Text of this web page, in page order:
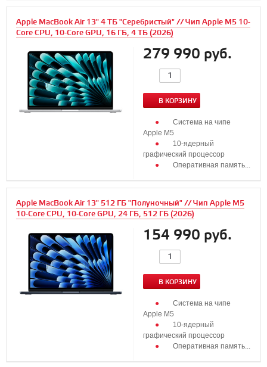
Apple MacBook Air 13" 4 ТБ "Серебристый" // Чип Apple M5 10-
Core CPU, 10-Core GPU, 16 ГБ, 4 ТБ (2026)
279 990 руб.
В КОРЗИНУ
Система на чипе
Apple M5
10‑ядерный
графический процессор
Оперативная память...
Apple MacBook Air 13" 512 ГБ "Полуночный" // Чип Apple M5
10-Core CPU, 10-Core GPU, 24 ГБ, 512 ГБ (2026)
154 990 руб.
В КОРЗИНУ
Система на чипе
Apple M5
10‑ядерный
графический процессор
Оперативная память...